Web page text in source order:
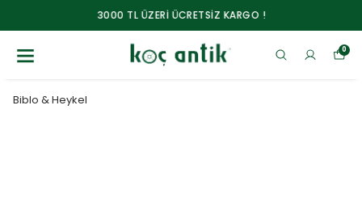
3000 TL ÜZERİ ÜCRETSİZ KARGO !
0
Biblo & Heykel